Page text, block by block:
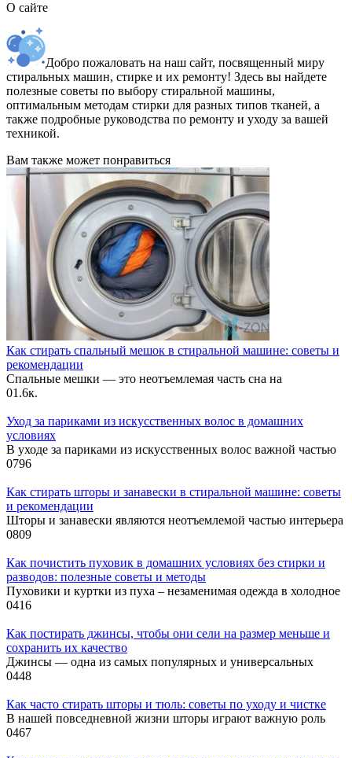
О сайте
Добро пожаловать на наш сайт, посвященный миру
стиральных машин, стирке и их ремонту! Здесь вы найдете
полезные советы по выбору стиральной машины,
оптимальным методам стирки для разных типов тканей, а
также подробные руководства по ремонту и уходу за вашей
техникой.
Вам также может понравиться
Как стирать спальный мешок в стиральной машине: советы и
рекомендации
Спальные мешки — это неотъемлемая часть сна на
01.6к.
Уход за париками из искусственных волос в домашних
условиях
В уходе за париками из искусственных волос важной частью
0796
Как стирать шторы и занавески в стиральной машине: советы
и рекомендации
Шторы и занавески являются неотъемлемой частью интерьера
0809
Как почистить пуховик в домашних условиях без стирки и
разводов: полезные советы и методы
Пуховики и куртки из пуха – незаменимая одежда в холодное
0416
Как постирать джинсы, чтобы они сели на размер меньше и
сохранить их качество
Джинсы — одна из самых популярных и универсальных
0448
Как часто стирать шторы и тюль: советы по уходу и чистке
В нашей повседневной жизни шторы играют важную роль
0467